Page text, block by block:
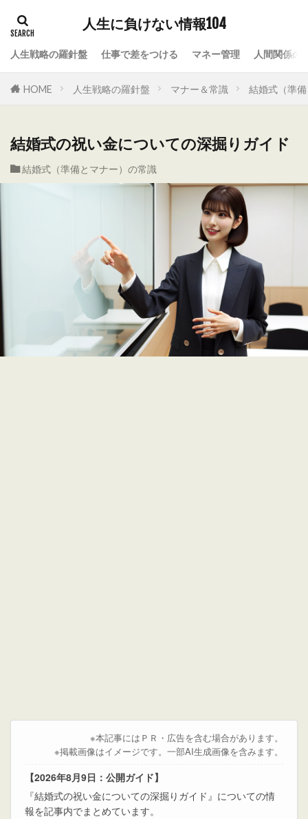
人生に負けない情報104
人生戦略の羅針盤 仕事で差をつける マネー管理 人間関係の
HOME 人生戦略の羅針盤 マナー＆常識 結婚式（準
結婚式の祝い金についての深掘りガイド
結婚式（準備とマナー）の常識
※本記事にはＰＲ・広告を含む場合があります。
※掲載画像はイメージです。一部AI生成画像を含みます。
【2026年8月9日：公開ガイド】
『結婚式の祝い金についての深掘りガイド』についての情
報を記事内でまとめています。